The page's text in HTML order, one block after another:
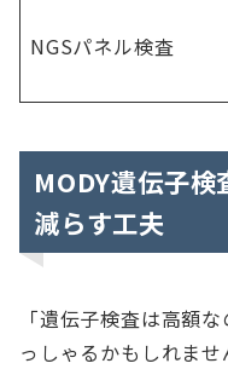
NGSパネル検査
MODY遺伝子
減らす工夫
「遺伝子検査は高額
っしゃるかもしれま